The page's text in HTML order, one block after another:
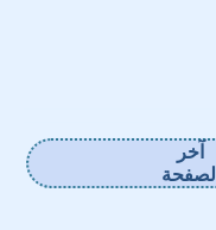
آخر
الصفحة